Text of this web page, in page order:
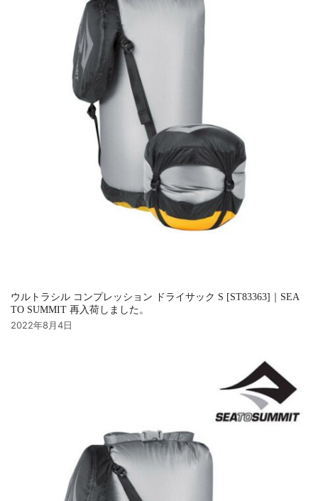
ウルトラシル コンプレッション ドライサック S [ST83363]｜SEA
TO SUMMIT 再入荷しました。
2022年8月4日